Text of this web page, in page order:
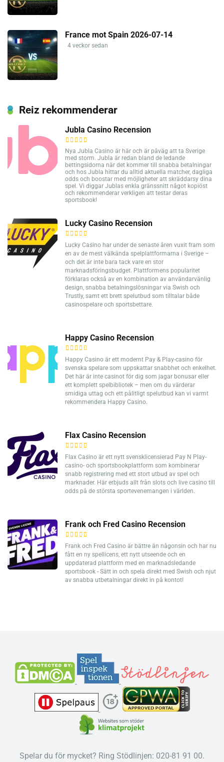
France mot Spain 2026-07-14
4 veckor sedan
Reiz rekommenderar
Jubla Casino Recension
Nya Jubla Casino är här och är påväg att ta Sverige
med storm. Jubla är redan bland de ledande
bettingsidorna när det kommer till snabba betalningar
och hos Jubla hittar du alltid aktuella matcher, dagliga
odds och boostar med möjligheter att skräddarsy dina
spel. Vi diggar Jublas enkla gränssnitt något kopiöst
och rekommenderar verkligen att testar deras
sportsbook!
Lucky Casino Recension
Lucky Casino har under de senaste åren vuxit fram som
en av de mest välkända spelplattformarna i Sverige –
och det är inte bara tack vare en stor
marknadsföringsbudget. Plattformens popularitet
förklaras också av en kombination av användarvänlig
design, snabba betalningslösningar via Swish och
Trustly, samt ett brett spelutbud som tilltalar både
casinospelare och sportsbettare.
Happy Casino Recension
Happy Casino är ett modernt Pay & Play-casino för
svenska spelare som uppskattar snabbhet och enkelhet.
Det här är inte casinot för dig som jagar bonusar eller
ett komplett spelbibliotek – men om du värderar
smidiga uttag och ett pålitligt spelutbud kan vi varmt
rekommendera Happy Casino.
Flax Casino Recension
Flax Casino är ett nytt svensklicensierad Pay N Play-
casino- och sportsbookplattform som kombinerar
snabb registrering med ett stort utbud av spel och
marknader. Här erbjuds allt från slots och live casino till
odds på de största sportevenemangen i världen.
Frank och Fred Casino Recension
Frank och Fred Casino är bättre än någonsin och har nu
fått en ny spellicens, ett nytt utseende och en
uppdaterad plattform med en marknadsledande
sportsbook - Sätt in och spela direkt med Swish och njut
av snabba utbetalningar direkt in på kontot!
Spelar du för mycket? Ring Stödlinjen: 020-81 91 00.